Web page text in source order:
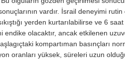
vardır. İsrail deneyimi
yerden kurtarılabilirse ve 6
endike olacaktır, ancak etkilenen
kompartıman basınçları
oranları yüksek, süreleri uzun